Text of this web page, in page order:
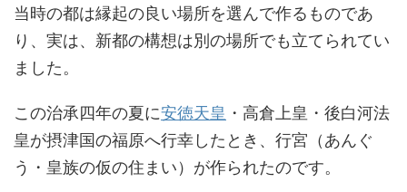
当時の都は縁起の良い場所を選んで作るものであ
り、実は、新都の構想は別の場所でも立てられてい
ました。
この治承四年の夏に安徳天皇 ・高倉上皇・後白河法
皇が摂津国の福原へ行幸したとき、行宮（あんぐ
う・皇族の仮の住まい）が作られたのです。